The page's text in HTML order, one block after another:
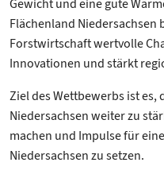
Gewicht und eine gute
Flächenland
Forstwirtschaft wertvolle
Innovationen und stärkt
Ziel des Wettbewerbs ist
Niedersachsen weiter zu
machen und Impulse für
Niedersachsen zu setzen.